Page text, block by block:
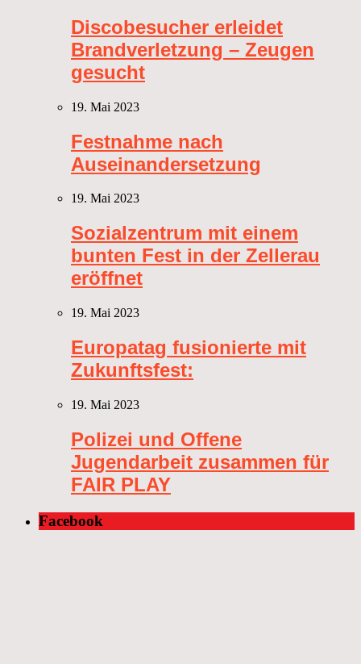
Discobesucher erleidet
Brandverletzung – Zeugen
gesucht
19. Mai 2023
Festnahme nach
Auseinandersetzung
19. Mai 2023
Sozialzentrum mit einem
bunten Fest in der Zellerau
eröffnet
19. Mai 2023
Europatag fusionierte mit
Zukunftsfest:
19. Mai 2023
Polizei und Offene
Jugendarbeit zusammen für
FAIR PLAY
Facebook